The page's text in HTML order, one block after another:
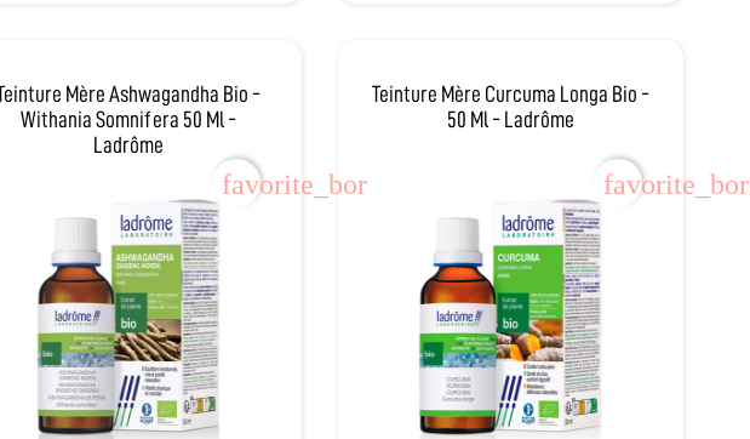
Mère Ashwagandha Bio -
Withania Somnifera 50 Ml -
Ladrôme
favorite_border
Teinture Mère Curcuma Longa Bio -
50 Ml - Ladrôme